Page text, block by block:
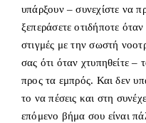
υπάρξουν – συνεχίστε να
ξεπεράσετε οτιδήποτε όταν
στιγμές με την σωστή
σας ότι όταν χτυπηθείτε –
προς τα εμπρός. Και δεν
το να πέσεις και στη
επόμενο βήμα σου είναι